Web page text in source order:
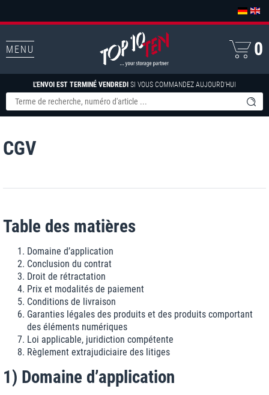
MENU
L'ENVOI EST TERMINÉ VENDREDI SI VOUS COMMANDEZ AUJOURD'HUI
0
CGV
Table des matières
Domaine d’application
Conclusion du contrat
Droit de rétractation
Prix et modalités de paiement
Conditions de livraison
Garanties légales des produits et des produits comportant
des éléments numériques
Loi applicable, juridiction compétente
Règlement extrajudiciaire des litiges
1) Domaine d’application